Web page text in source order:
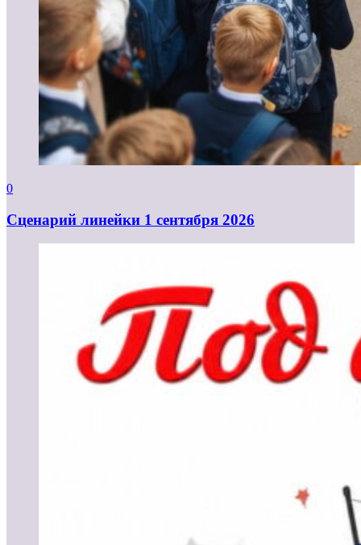
0
Cценарий линейки 1 сентября 2026